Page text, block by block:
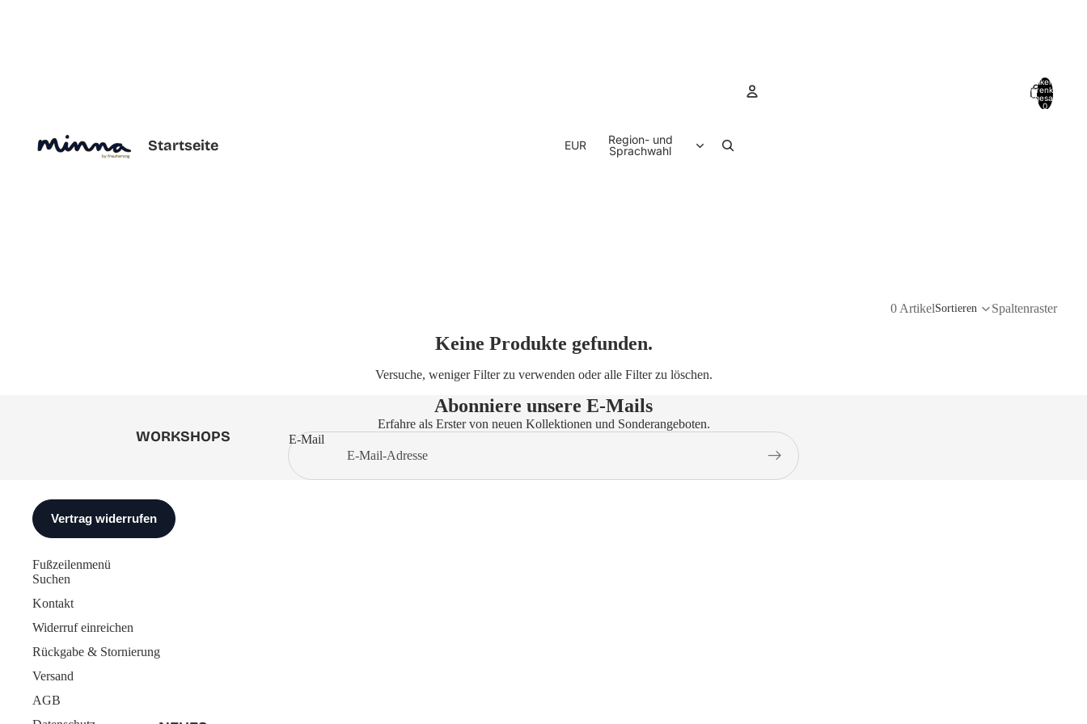
Startseite
WORKSHOPS
EUR
Region- und
Sprachwahl
Artikel im
Warenkorb
insgesamt:
0
0 ArtikelSortieren Spaltenraster
Keine Produkte gefunden.
Versuche, weniger Filter zu verwenden oderalle Filter zu löschen.
Abonniere unsere E-Mails
Erfahre als Erster von neuen Kollektionen und Sonderangeboten.
E-Mail
Fußzeilenmenü
Suchen
Kontakt
Widerruf einreichen
Rückgabe & Stornierung
Versand
AGB